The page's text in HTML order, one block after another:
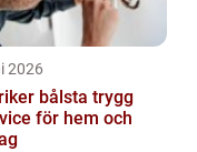
2026
bålsta trygg
för hem och